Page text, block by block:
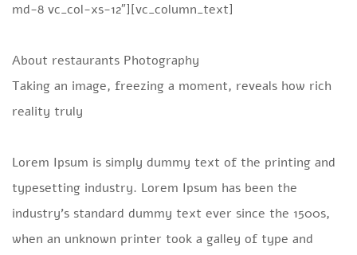
md-8 vc_col-xs-12″][vc_column_text]
About restaurants Photography
Taking an image, freezing a moment, reveals how rich
reality truly
Lorem Ipsum is simply dummy text of the printing and
typesetting industry. Lorem Ipsum has been the
industry’s standard dummy text ever since the 1500s,
when an unknown printer took a galley of type and